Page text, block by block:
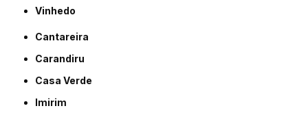
Vinhedo
Cantareira
Carandiru
Casa Verde
Imirim